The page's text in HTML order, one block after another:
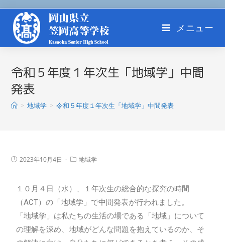
メニュー
令和５年度１年次生「地域学」中間
発表
> 地域学 > 令和５年度１年次生「地域学」中間発表
2023年10月4日 地域学
１０月４日（水）、１年次生の総合的な探究の時間
（ACT）の「地域学」で中間発表が行われました。
「地域学」は私たちの生活の場である「地域」について
の理解を深め、地域がどんな問題を抱えているのか、そ